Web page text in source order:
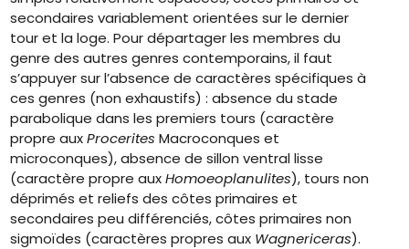
secondaires variablement orientées sur le dernier
tour et la loge. Pour départager les membres du
genre des autres genres contemporains, il faut
s’appuyer sur l’absence de caractères spécifiques à
ces genres (non exhaustifs) : absence du stade
parabolique dans les premiers tours (caractère
propre auxProcerites Macroconques et
microconques), absence de sillon ventral lisse
(caractère propre auxHomoeoplanulites), tours non
déprimés et reliefs des côtes primaires et
secondaires peu différenciés, côtes primaires non
sigmoïdes (caractères propres aux Wagnericeras).